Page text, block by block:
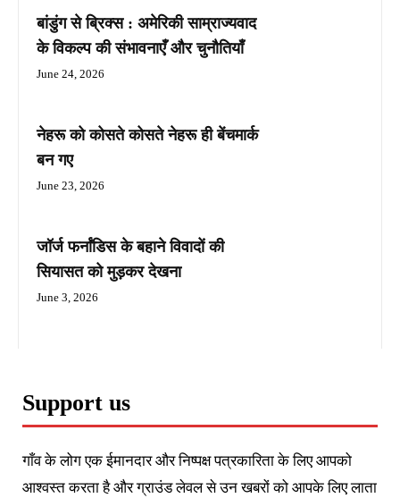
बांडुंग से ब्रिक्स : अमेरिकी साम्राज्यवाद
के विकल्प की संभावनाएँ और चुनौतियाँ
June 24, 2026
नेहरू को कोसते कोसते नेहरू ही बेंचमार्क
बन गए
June 23, 2026
जॉर्ज फर्नांडिस के बहाने विवादों की
सियासत को मुड़कर देखना
June 3, 2026
Support us
गाँव के लोग एक ईमानदार और निष्पक्ष पत्रकारिता के लिए आपको
आश्वस्त करता है और ग्राउंड लेवल से उन खबरों को आपके लिए लाता